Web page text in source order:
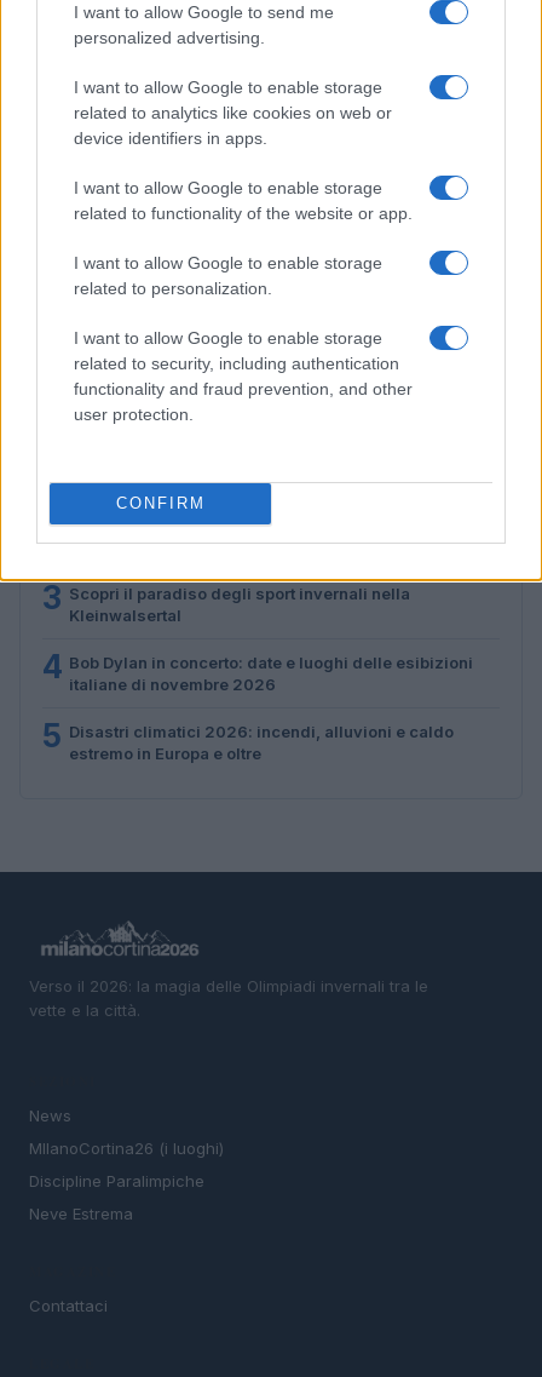
I want to allow Google to send me
personalized advertising.
I want to allow Google to enable storage
related to analytics like cookies on web or
device identifiers in apps.
I want to allow Google to enable storage
related to functionality of the website or app.
I want to allow Google to enable storage
related to personalization.
I want to allow Google to enable storage
related to security, including authentication
functionality and fraud prevention, and other
user protection.
CONFIRM
Bocciature scolastiche: i casi giudiziari che hanno
fatto discutere
Marco Tessari · 3 Ago 2026
PIÙ LETTI
2 Auto a noleggio a Cortina d’Ampezzo: soluzioni
pratiche e prezzi chiari
3 Scopri il paradiso degli sport invernali nella
Kleinwalsertal
4 Bob Dylan in concerto: date e luoghi delle esibizioni
italiane di novembre 2026
5 Disastri climatici 2026: incendi, alluvioni e caldo
estremo in Europa e oltre
Verso il 2026: la magia delle Olimpiadi invernali tra le
vette e la città.
News
MIlanoCortina26 (i luoghi)
Discipline Paralimpiche
Neve Estrema
Contattaci